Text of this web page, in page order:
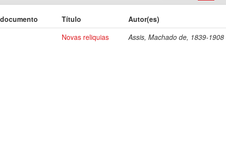
Título
Autor(es)
Novas reliquias Assis, Machado de, 1839-1908